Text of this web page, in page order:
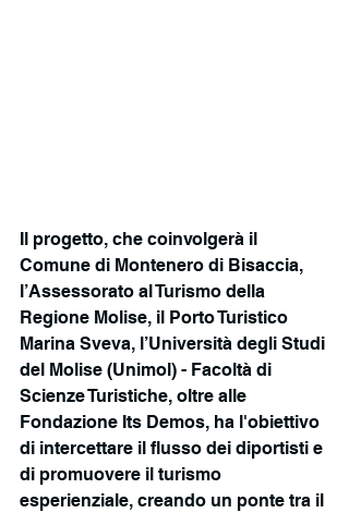
Il progetto, che coinvolgerà il
Comune di Montenero di Bisaccia,
l’Assessorato al Turismo della
Regione Molise, il Porto Turistico
Marina Sveva, l’Università degli Studi
del Molise (Unimol) - Facoltà di
Scienze Turistiche, oltre alle
Fondazione Its Demos, ha l'obiettivo
di intercettare il flusso dei diportisti e
di promuovere il turismo
esperienziale, creando un ponte tra il